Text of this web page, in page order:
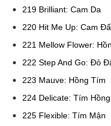
219 Brilliant: Cam Da
220 Hit Me Up: Cam
221 Mellow Flower:
222 Step And Go: Đỏ
223 Mauve: Hồng Tím
224 Delicate: Tím Hồng
225 Flexible: Tím Mận